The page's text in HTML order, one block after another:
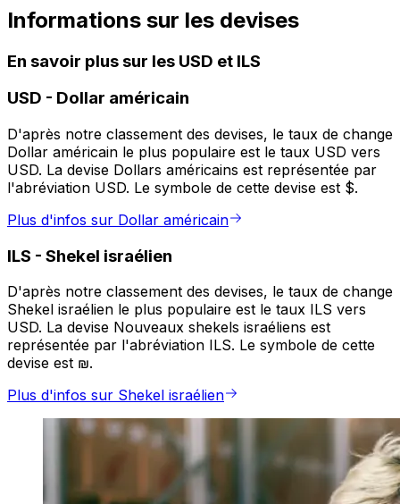
Informations sur les devises
En savoir plus sur les USD et ILS
USD - Dollar américain
D'après notre classement des devises, le taux de change
Dollar américain le plus populaire est le taux USD vers
USD. La devise Dollars américains est représentée par
l'abréviation USD. Le symbole de cette devise est $.
Plus d'infos sur Dollar américain
ILS - Shekel israélien
D'après notre classement des devises, le taux de change
Shekel israélien le plus populaire est le taux ILS vers
USD. La devise Nouveaux shekels israéliens est
représentée par l'abréviation ILS. Le symbole de cette
devise est ₪.
Plus d'infos sur Shekel israélien